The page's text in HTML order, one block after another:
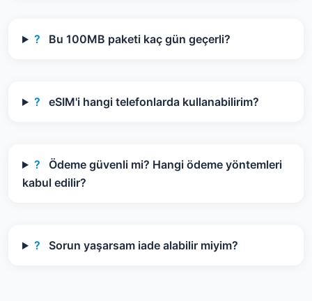
? Bu 100MB paketi kaç gün geçerli?
? eSIM'i hangi telefonlarda kullanabilirim?
?
Ödeme güvenli mi? Hangi ödeme yöntemleri
kabul edilir?
? Sorun yaşarsam iade alabilir miyim?